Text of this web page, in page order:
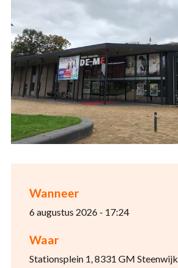
Wanneer
6 augustus 2026 - 17:24
Waar
Stationsplein 1, 8331 GM Steenwijk